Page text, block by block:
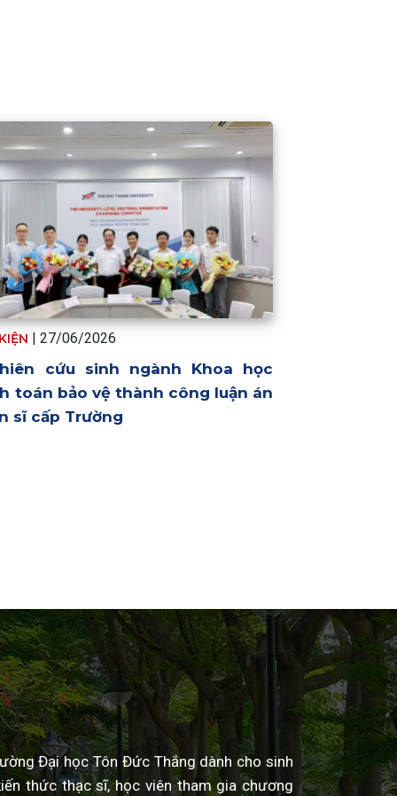
| 27/06/2026
cứu sinh ngành Khoa học
toán bảo vệ thành công luận án
sĩ cấp Trường
Đại học Tôn Đức Thắng dành cho sinh
thức thạc sĩ, học viên tham gia chương